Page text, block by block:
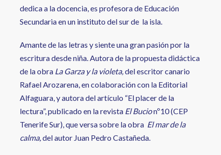
dedica a la docencia, es profesora de Educación
Secundaria en un instituto del sur de la isla.
Amante de las letras y siente una gran pasión por la
escritura desde niña. Autora de la propuesta didáctica
de la obra La Garza y la violeta, del escritor canario
Rafael Arozarena, en colaboración con la Editorial
Alfaguara, y autora del artículo “El placer de la
lectura”, publicado en la revista El Bucionº10 (CEP
Tenerife Sur), que versa sobre la obra El mar de la
calma, del autor Juan Pedro Castañeda.